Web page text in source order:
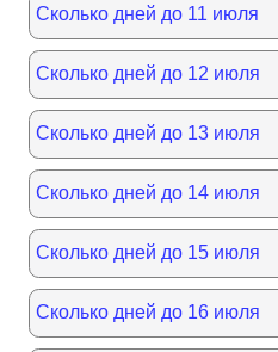
Сколько дней до 11 июля
Сколько дней до 12 июля
Сколько дней до 13 июля
Сколько дней до 14 июля
Сколько дней до 15 июля
Сколько дней до 16 июля